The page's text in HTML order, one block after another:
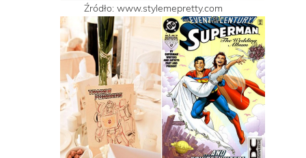
Źródło: www.stylemepretty.com